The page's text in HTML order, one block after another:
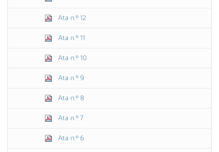
Ata n.º 12
Ata n.º 11
Ata n.º 10
Ata n.º 9
Ata n.º 8
Ata n.º 7
Ata n.º 6